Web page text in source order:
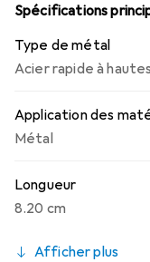
Spécifications
Type de métal
Acier rapide à
Application des
Métal
Longueur
8.20 cm
Afficher plus